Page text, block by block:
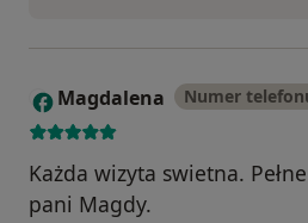
M Magdalena Numer
Każda wizyta swietna.
pani Magdy.